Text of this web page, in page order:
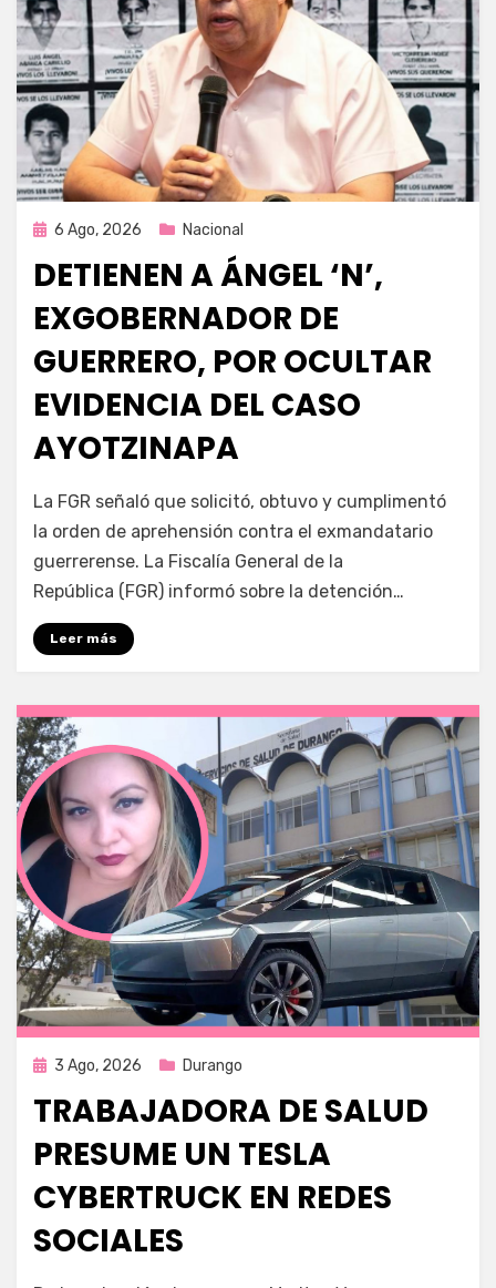
Publicada
6 Ago, 2026 Nacional
DETIENEN A ÁNGEL ‘N’,
EXGOBERNADOR DE
GUERRERO, POR OCULTAR
EVIDENCIA DEL CASO
AYOTZINAPA
porFernando Miranda Servín
La FGR señaló que solicitó, obtuvo y cumplimentó
la orden de aprehensión contra el exmandatario
guerrerense. La Fiscalía General de la
República (FGR) informó sobre la detención…
Leer más
Publicada
3 Ago, 2026 Durango
TRABAJADORA DE SALUD
PRESUME UN TESLA
CYBERTRUCK EN REDES
SOCIALES